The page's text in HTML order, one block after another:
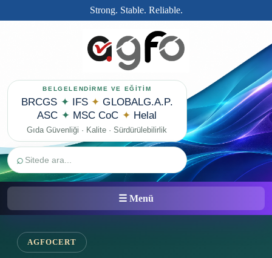
Strong. Stable. Reliable.
BELGELENDİRME VE EĞİTİM
BRCGS ✦ IFS ✦ GLOBALG.A.P.
ASC ✦ MSC CoC ✦ Helal
Gıda Güvenliği · Kalite · Sürdürülebilirlik
⌕
☰ Menü
AGFOCERT